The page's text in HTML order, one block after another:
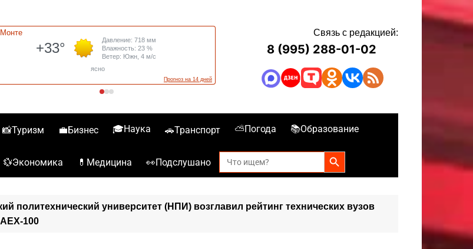
Связь с редакцией:
8 (995) 288-01-02
📸Туризм 💼Бизнес 🎓Наука 🚗Транспорт ⛅Погода 📚Образование
💱Экономика 💊Медицина 👀Подслушано
Search
for:
Search Button
политехнический университет (НПИ) возглавил рейтинг технических вузов
100